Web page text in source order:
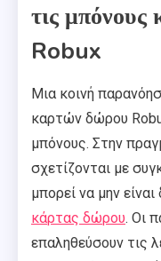
τις
Robux
Μια κοινή
καρτών δώρου
μπόνους. Στην
σχετίζονται με
μπορεί να μην
κάρτας δώρου. Οι
επαληθεύσουν τις